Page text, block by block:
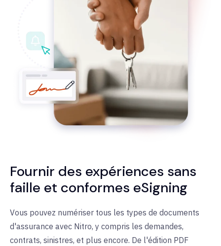
Fournir des expériences sans
faille et conformes eSigning
Vous pouvez numériser tous les types de documents
d'assurance avec Nitro, y compris les demandes,
contrats, sinistres, et plus encore. De l'édition PDF